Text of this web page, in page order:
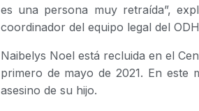
es una persona muy retraída”,
coordinador del equipo legal del
Naibelys Noel está recluida en el
primero de mayo de 2021. En este
asesino de su hijo.